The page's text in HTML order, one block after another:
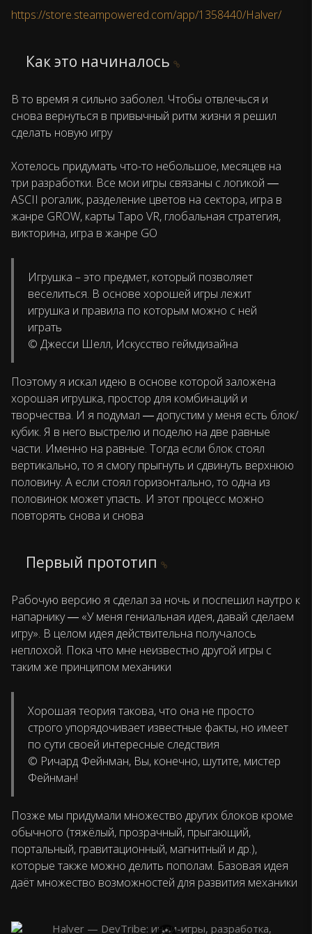
https://store.steampowered.com/app/1358440/Halver/
Как это начиналось
В то время я сильно заболел. Чтобы отвлечься и
снова вернуться в привычный ритм жизни я решил
сделать новую игру
Хотелось придумать что-то небольшое, месяцев на
три разработки. Все мои игры связаны с логикой ―
ASCII рогалик, разделение цветов на сектора, игра в
жанре GROW, карты Таро VR, глобальная стратегия,
викторина, игра в жанре GO
Игрушка – это предмет, который позволяет
веселиться. В основе хорошей игры лежит
игрушка и правила по которым можно с ней
играть
© Джесси Шелл, Искусство геймдизайна
Поэтому я искал идею в основе которой заложена
хорошая игрушка, простор для комбинаций и
творчества. И я подумал ― допустим у меня есть блок/
кубик. Я в него выстрелю и поделю на две равные
части. Именно на равные. Тогда если блок стоял
вертикально, то я смогу прыгнуть и сдвинуть верхнюю
половину. А если стоял горизонтально, то одна из
половинок может упасть. И этот процесс можно
повторять снова и снова
Первый прототип
Рабочую версию я сделал за ночь и поспешил наутро к
напарнику ― «У меня гениальная идея, давай сделаем
игру». В целом идея действительна получалось
неплохой. Пока что мне неизвестно другой игры с
таким же принципом механики
Хорошая теория такова, что она не просто
строго упорядочивает известные факты, но имеет
по сути своей интересные следствия
© Ричард Фейнман, Вы, конечно, шутите, мистер
Фейнман!
Позже мы придумали множество других блоков кроме
обычного (тяжёлый, прозрачный, прыгающий,
портальный, гравитационный, магнитный и др.),
которые также можно делить пополам. Базовая идея
даёт множество возможностей для развития механики